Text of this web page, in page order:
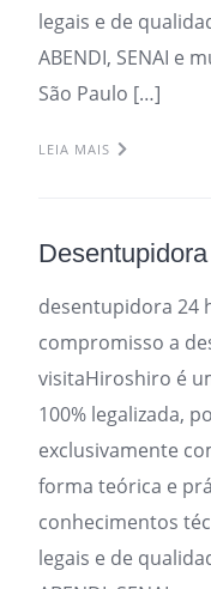
legais e de
ABENDI, SENAI e
São Paulo […]
LEIA MAIS
desentupidora 24
compromisso a
visitaHiroshiro é
100% legalizada,
exclusivamente
forma teórica e
conhecimentos
legais e de